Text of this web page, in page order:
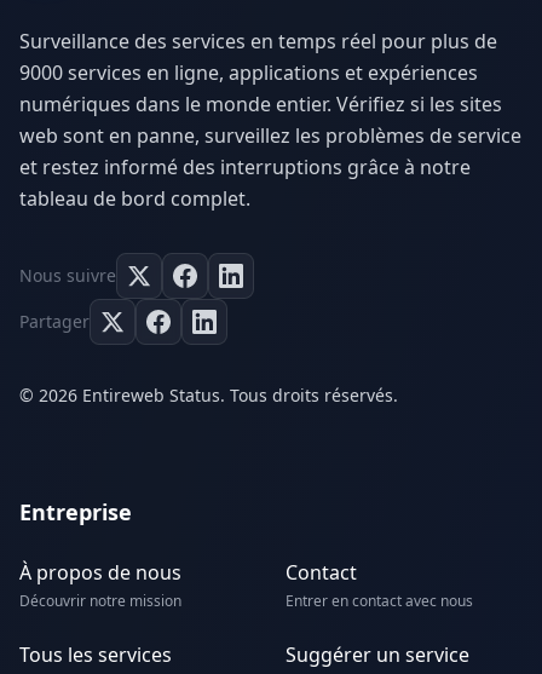
Surveillance des services en temps réel pour plus de
9000 services en ligne, applications et expériences
numériques dans le monde entier. Vérifiez si les sites
web sont en panne, surveillez les problèmes de service
et restez informé des interruptions grâce à notre
tableau de bord complet.
Nous suivre
Partager
© 2026 Entireweb Status. Tous droits réservés.
Entreprise
À propos de nous
Découvrir notre mission
Contact
Entrer en contact avec nous
Tous les services Suggérer un service